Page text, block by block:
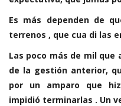
Es más dependen de
terrenos , que cua di las
Las poco más de mil que
de la gestión anterior,
por un amparo que
impidió terminarlas . Un